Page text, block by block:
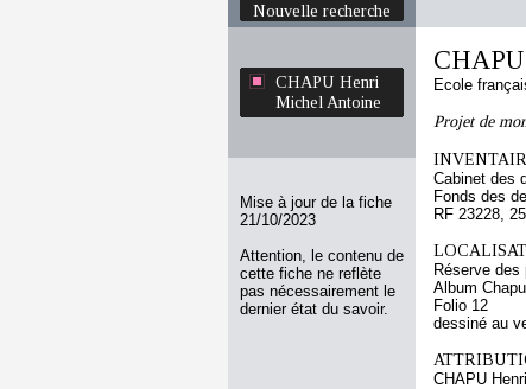
Nouvelle recherche
CHAPU Henri
Michel Antoine
Mise à jour de la fiche
21/10/2023
Attention, le contenu de
cette fiche ne reflète
pas nécessairement le
dernier état du savoir.
Ecole
Projet de
Cabinet des
Fonds des
RF 23228, 25
Réserve
Album
Folio 12
dessiné au
CHAPU